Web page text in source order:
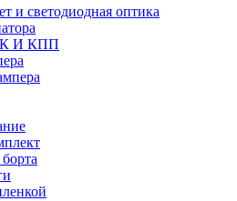
и светодиодная оптика
И КПП